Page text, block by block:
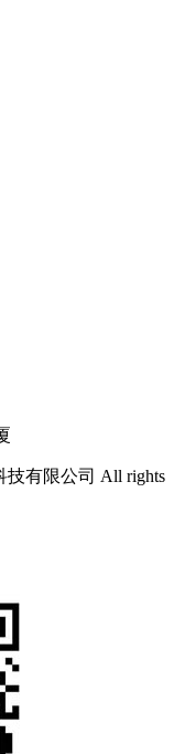
技有限公司 All rights